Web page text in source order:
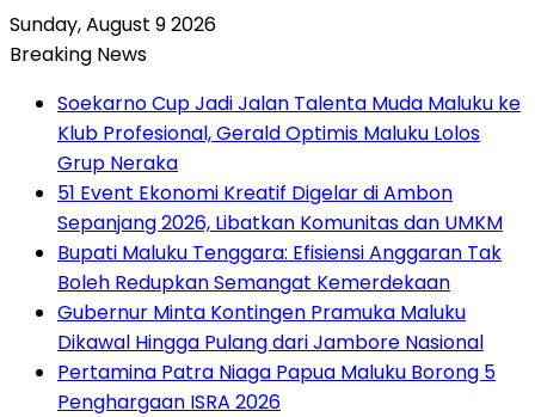
Sunday, August 9 2026
Breaking News
Soekarno Cup Jadi Jalan Talenta Muda Maluku ke
Klub Profesional, Gerald Optimis Maluku Lolos
Grup Neraka
51 Event Ekonomi Kreatif Digelar di Ambon
Sepanjang 2026, Libatkan Komunitas dan UMKM
Bupati Maluku Tenggara: Efisiensi Anggaran Tak
Boleh Redupkan Semangat Kemerdekaan
Gubernur Minta Kontingen Pramuka Maluku
Dikawal Hingga Pulang dari Jambore Nasional
Pertamina Patra Niaga Papua Maluku Borong 5
Penghargaan ISRA 2026